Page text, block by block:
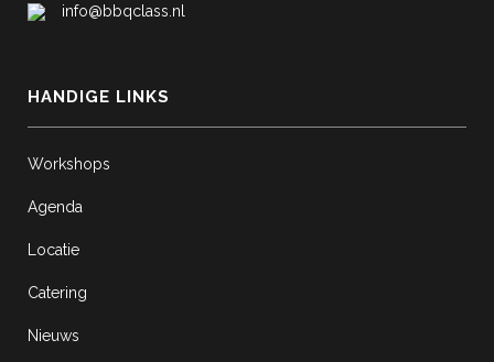
info@bbqclass.nl
HANDIGE LINKS
Workshops
Agenda
Locatie
Catering
Nieuws